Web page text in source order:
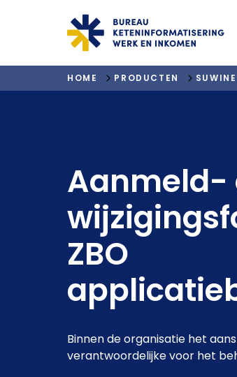
"ga naar homepagina"
HOME PRODUCTEN
Aanmeld-
ZBO
Binnen de organisatie het
verantwoordelijke voor het